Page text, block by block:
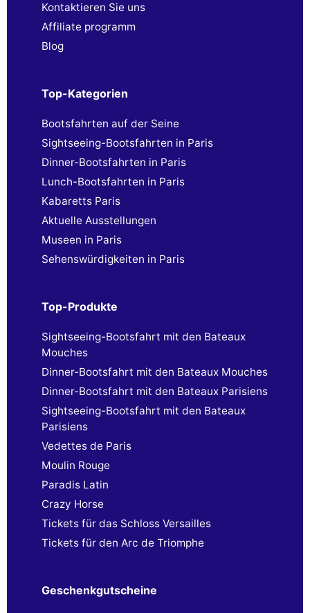
Kontaktieren Sie uns
Affiliate programm
Blog
Top-Kategorien
Bootsfahrten auf der Seine
Sightseeing-Bootsfahrten in Paris
Dinner-Bootsfahrten in Paris
Lunch-Bootsfahrten in Paris
Kabaretts Paris
Aktuelle Ausstellungen
Museen in Paris
Sehenswürdigkeiten in Paris
Top-Produkte
Sightseeing-Bootsfahrt mit den Bateaux
Mouches
Dinner-Bootsfahrt mit den Bateaux Mouches
Dinner-Bootsfahrt mit den Bateaux Parisiens
Sightseeing-Bootsfahrt mit den Bateaux
Parisiens
Vedettes de Paris
Moulin Rouge
Paradis Latin
Crazy Horse
Tickets für das Schloss Versailles
Tickets für den Arc de Triomphe
Geschenkgutscheine